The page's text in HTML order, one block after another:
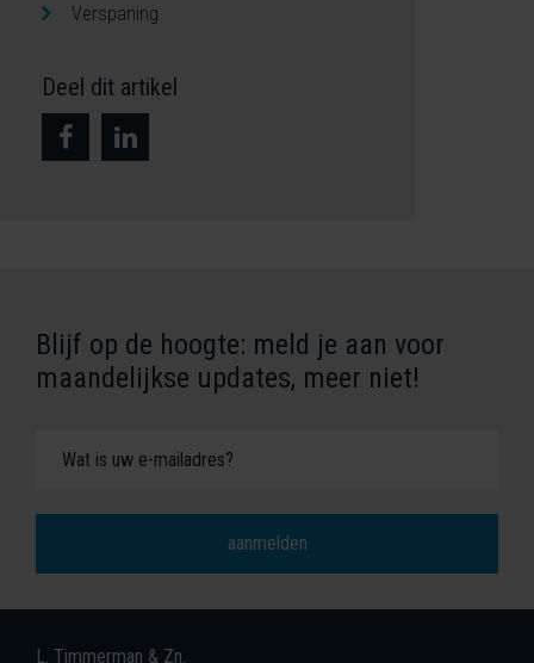
Verspaning
Deel dit artikel
Blijf op de hoogte: meld je aan voor
maandelijkse updates, meer niet!
L. Timmerman & Zn.